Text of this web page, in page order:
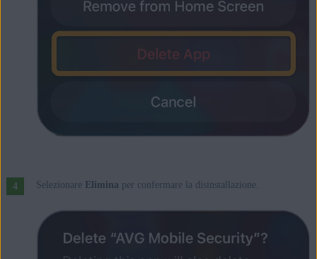
Selezionare Elimina per confermare la disinstallazione.